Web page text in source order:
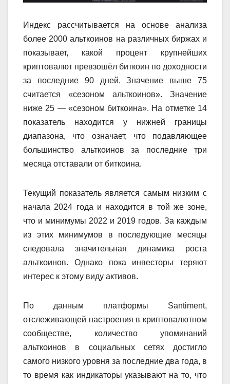
Индекс рассчитывается на основе анализа
более 2000 альткоинов на различных биржах и
показывает, какой процент крупнейших
криптовалют превзошёл биткоин по доходности
за последние 90 дней. Значение выше 75
считается «сезоном альткоинов». Значение
ниже 25 — «сезоном биткоина». На отметке 14
показатель находится у нижней границы
диапазона, что означает, что подавляющее
большинство альткоинов за последние три
месяца отставали от биткоина.
Текущий показатель является самым низким с
начала 2024 года и находится в той же зоне,
что и минимумы 2022 и 2019 годов. За каждым
из этих минимумов в последующие месяцы
следовала значительная динамика роста
альткоинов. Однако пока инвесторы теряют
интерес к этому виду активов.
По данным платформы Santiment,
отслеживающей настроения в криптовалютном
сообществе, количество упоминаний
альткоинов в социальных сетях достигло
самого низкого уровня за последние два года, в
то время как индикаторы указывают на то, что